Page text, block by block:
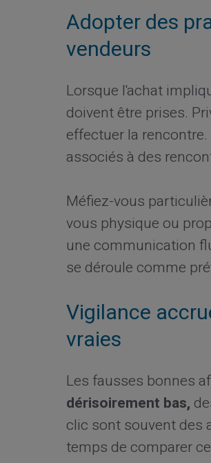
Adopter des
vendeurs
Lorsque l'achat
doivent être prises.
effectuer la
associés à des
Méfiez-vous
vous physique ou
une communication
se déroule comme
Vigilance
vraies
Les fausses bonnes
dérisoirement bas,
clic sont souvent des
temps de comparer